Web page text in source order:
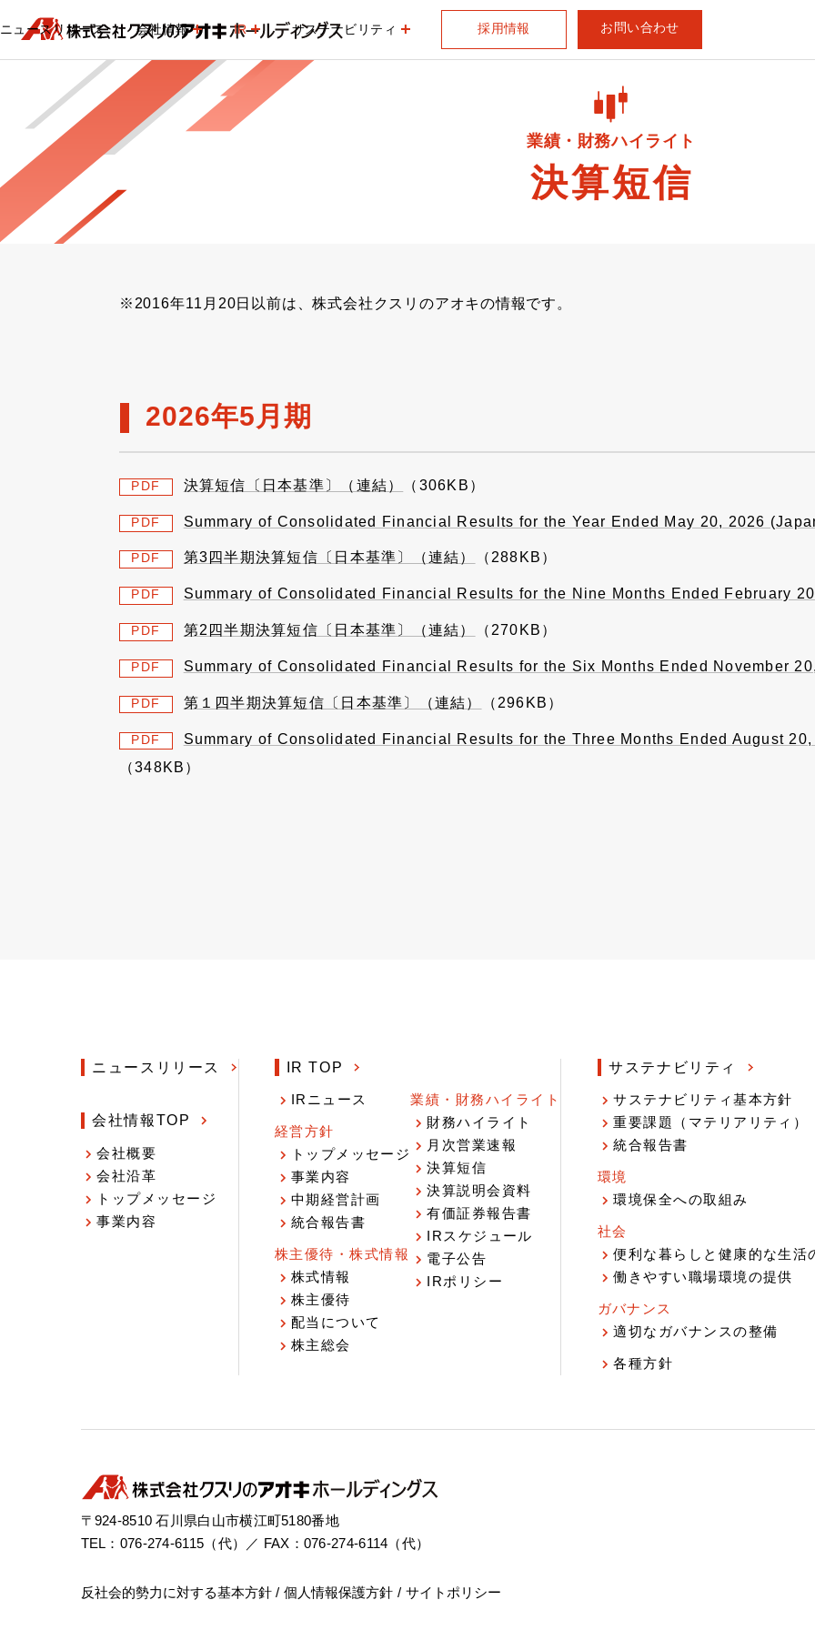
ニュースリリース 会社情報 IR サステナビリティ 採用情報 お問い合わせ
業績・財務ハイライト
決算短信
※2016年11月20日以前は、株式会社クスリのアオキの情報です。
2026年5月期
PDF 決算短信〔日本基準〕（連結） （306KB）
PDF Summary of Consolidated Financial Results for the Year Ended May 20, 2026
PDF 第3四半期決算短信〔日本基準〕（連結） （288KB）
PDF Summary of Consolidated Financial Results for the Nine Months Ended February
PDF 第2四半期決算短信〔日本基準〕（連結） （270KB）
PDF Summary of Consolidated Financial Results for the Six Months Ended November
PDF 第１四半期決算短信〔日本基準〕（連結） （296KB）
PDF
Summary of Consolidated Financial Results for the Three Months Ended August
（348KB）
ニュースリリース
会社情報TOP
会社概要
会社沿革
トップメッセージ
事業内容
IR TOP
IRニュース
経営方針
トップメッセージ
事業内容
中期経営計画
統合報告書
株主優待・株式情報
株式情報
株主優待
配当について
株主総会
業績・財務ハイライト
財務ハイライト
月次営業速報
決算短信
決算説明会資料
有価証券報告書
IRスケジュール
電子公告
IRポリシー
サステナビリティ
サステナビリティ基本方針
重要課題（マテリアリティ）
統合報告書
環境
環境保全への取組み
社会
便利な暮らしと健康的な生活
働きやすい職場環境の提供
ガバナンス
適切なガバナンスの整備
各種方針
〒924-8510 石川県白山市横江町5180番地
TEL：076-274-6115（代）／ FAX：076-274-6114（代）
反社会的勢力に対する基本方針 個人情報保護方針 サイトポリシー